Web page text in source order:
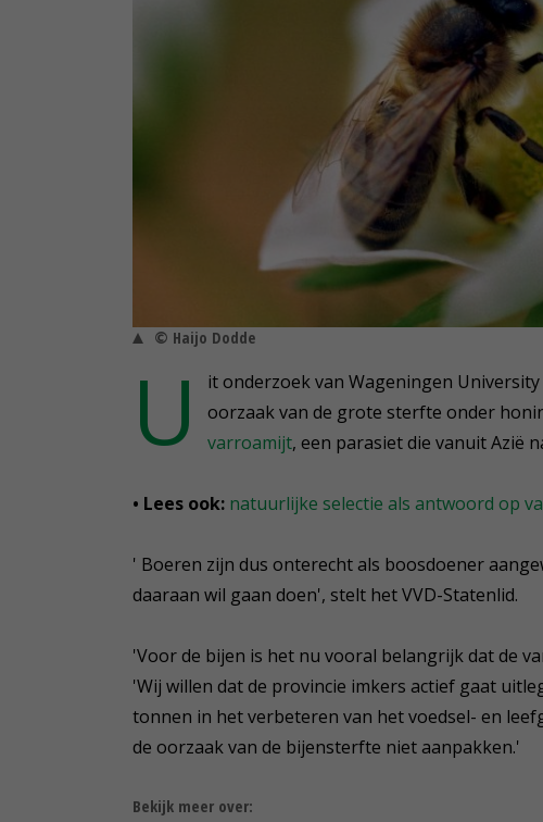
© Haijo Dodde
U
it onderzoek van Wageningen
oorzaak van de grote sterfte onder
varroamijt, een parasiet die vanuit Azië
• Lees ook: natuurlijke selectie als antwoord op
' Boeren zijn dus onterecht als boosdoener
daaraan wil gaan doen', stelt het VVD-Statenlid.
'Voor de bijen is het nu vooral belangrijk dat de
'Wij willen dat de provincie imkers actief gaat
tonnen in het verbeteren van het voedsel- en
de oorzaak van de bijensterfte niet aanpakken.'
Bekijk meer over: